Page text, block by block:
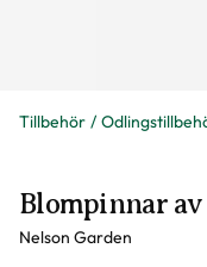
Tillbehör
Blompinnar
Nelson Garden